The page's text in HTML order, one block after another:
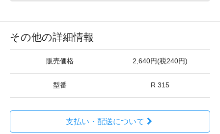
その他の詳細情報
販売価格 2,640円(税240円)
型番 R 315
支払い・配送について